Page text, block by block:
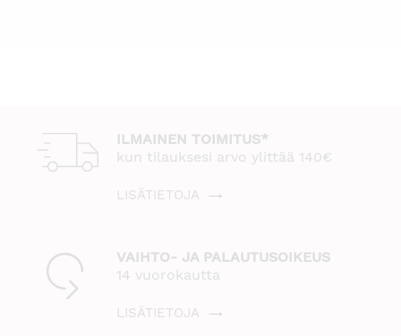
ILMAINEN TOIMITUS*
kun tilauksesi arvo ylittää 140€
LISÄTIETOJA
VAIHTO- JA PALAUTUSOIKEUS
14 vuorokautta
LISÄTIETOJA